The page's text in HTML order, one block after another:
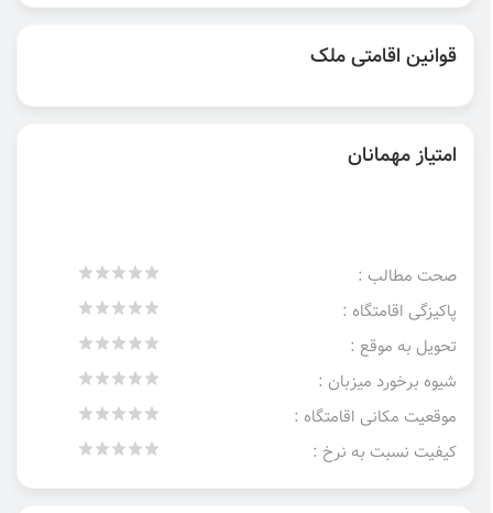
قوانین اقامتی ملک
امتیاز مهمانان
صحت مطالب :
پاکیزگی اقامتگاه :
تحویل به موقع :
شیوه برخورد میزبان :
موقعیت مکانی اقامتگاه :
کیفیت نسبت به نرخ :